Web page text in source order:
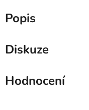
Popis
Diskuze
Hodnocení